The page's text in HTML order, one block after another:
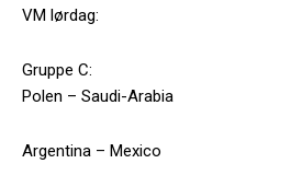
VM lørdag:
Gruppe C:
Polen – Saudi-Arabia
Argentina – Mexico